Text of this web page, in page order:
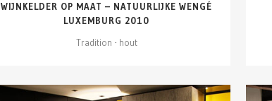
WIJNKELDER OP MAAT – NATUURLIJKE WENGÉ
LUXEMBURG 2010
Tradition - hout